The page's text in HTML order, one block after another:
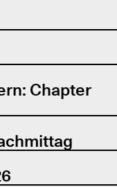
Chapter